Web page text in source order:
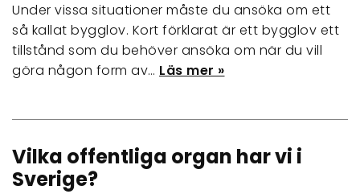
Under vissa situationer måste du ansöka om ett
så kallat bygglov. Kort förklarat är ett bygglov ett
tillstånd som du behöver ansöka om när du vill
göra någon form av… Läs mer »
Vilka offentliga organ har vi i
Sverige?